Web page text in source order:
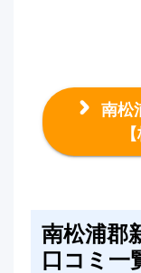
南松
南松浦郡
口コミ一